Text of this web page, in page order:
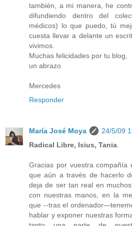
también, a mi manera, he
difundiendo dentro del
médicos) lo que puedo, tú
cuesta llevar a delante un
vivimos.
Muchas felicidades por tu blog,
un abrazo
Mercedes
Responder
María José Moya
24/5/09
Radical Libre, Isius, Tania
Gracias por vuestra compañía
que aún a través de hacerlo
deja de ser tan real en
con nuestras manos, en la
que --tras el
hablar y exponer nuestras